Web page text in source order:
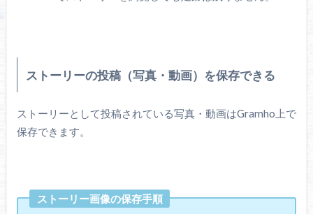
ストーリーの投稿（写真・動画）を保存できる
ストーリーとして投稿されている写真・動画はGramho上で
保存できます。
ストーリー画像の保存手順